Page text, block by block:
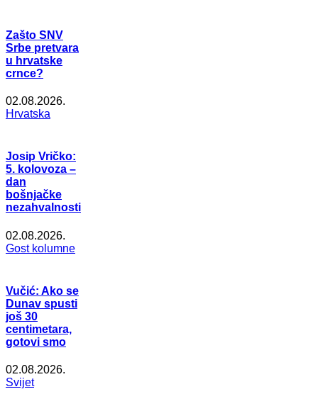
Zašto SNV
Srbe pretvara
u hrvatske
crnce?
02.08.2026.
Hrvatska
Josip Vričko:
5. kolovoza –
dan
bošnjačke
nezahvalnosti
02.08.2026.
Gost kolumne
Vučić: Ako se
Dunav spusti
još 30
centimetara,
gotovi smo
02.08.2026.
Svijet